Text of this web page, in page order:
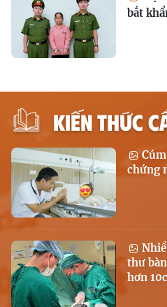
bắt
KIẾN THỨC
chứng
thư
hơn